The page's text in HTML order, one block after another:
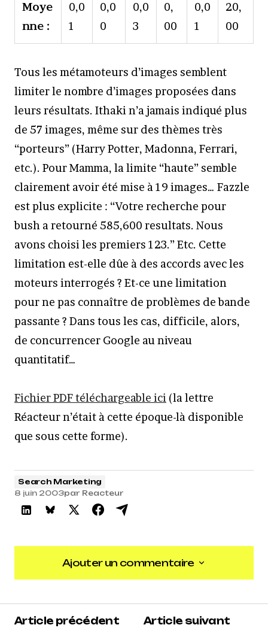
Moye
nne :
0,0
1
0,0
0
0,0
3
0,
00
0,0
1
20,
00
Tous les métamoteurs d’images semblent
limiter le nombre d’images proposées dans
leurs résultats. Ithaki n’a jamais indiqué plus
de 57 images, même sur des thèmes très
“porteurs” (Harry Potter, Madonna, Ferrari,
etc.). Pour Mamma, la limite “haute” semble
clairement avoir été mise à 19 images… Fazzle
est plus explicite : “Votre recherche pour
bush a retourné 585,600 resultats. Nous
avons choisi les premiers 123.” Etc. Cette
limitation est-elle dûe à des accords avec les
moteurs interrogés ? Et-ce une limitation
pour ne pas connaître de problèmes de bande
passante ? Dans tous les cas, difficile, alors,
de concurrencer Google au niveau
quantitatif…
Fichier PDF téléchargeable ici (la lettre
Réacteur n’était à cette époque-là disponible
que sous cette forme).
Search Marketing
8 juin 2003par Reacteur
Ajouter un commentaire
Ajouter un commentaire
Article précédent
Article suivant